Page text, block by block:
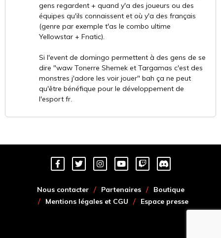
gens regardent + quand y'a des joueurs ou des
équipes qu'ils connaissent et où y'a des français
(genre par exemple t'as le combo ultime
Yellowstar + Fnatic).
Si l'event de domingo permettent à des gens de se
dire "waw Tonerre Shemek et Targamas c'est des
monstres j'adore les voir jouer" bah ça ne peut
qu'être bénéfique pour le développement de
l'esport fr.
Nous contacter Partenaires
Boutique
Mentions légales et CGU
Espace presse